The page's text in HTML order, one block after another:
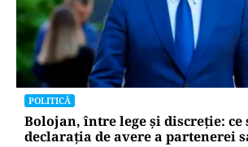
POLITICĂ
Bolojan, între lege și discreție: ce
declarația de avere a partenerei